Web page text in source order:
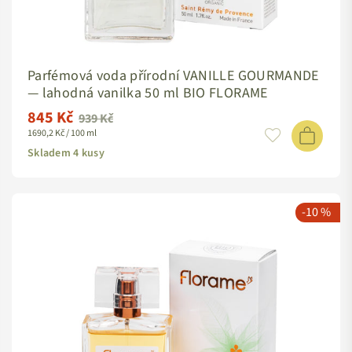
Parfémová voda přírodní VANILLE GOURMANDE
— lahodná vanilka 50 ml BIO FLORAME
Standardní
cena
845 Kč 939 Kč
1690,2 Kč / 100 ml
Skladem 4 kusy
-10 %